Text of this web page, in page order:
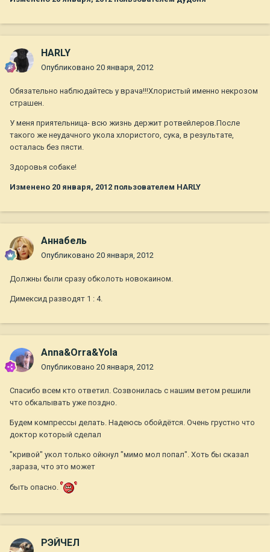
HARLY
Опубликовано 20 января, 2012
Обязательно наблюдайтесь у врача!!!Хлористый именно некрозом
страшен.
У меня приятельница- всю жизнь держит ротвейлеров.После
такого же неудачного укола хлористого, сука, в результате,
осталась без пясти.
Здоровья собаке!
Изменено 20 января, 2012 пользователем HARLY
Aннaбель
Опубликовано 20 января, 2012
Должны были сразу обколоть новокаином.
Димексид разводят 1 : 4.
Anna&Orra&Yola
Опубликовано 20 января, 2012
Спасибо всем кто ответил. Созвонилась с нашим ветом решили
что обкалывать уже поздно.
Будем компрессы делать. Надеюсь обойдётся. Очень грустно что
доктор который сделал
"кривой" укол только ойкнул "мимо мол попал". Хоть бы сказал
,зараза, что это может
быть опасно.
РЭЙЧЕЛ